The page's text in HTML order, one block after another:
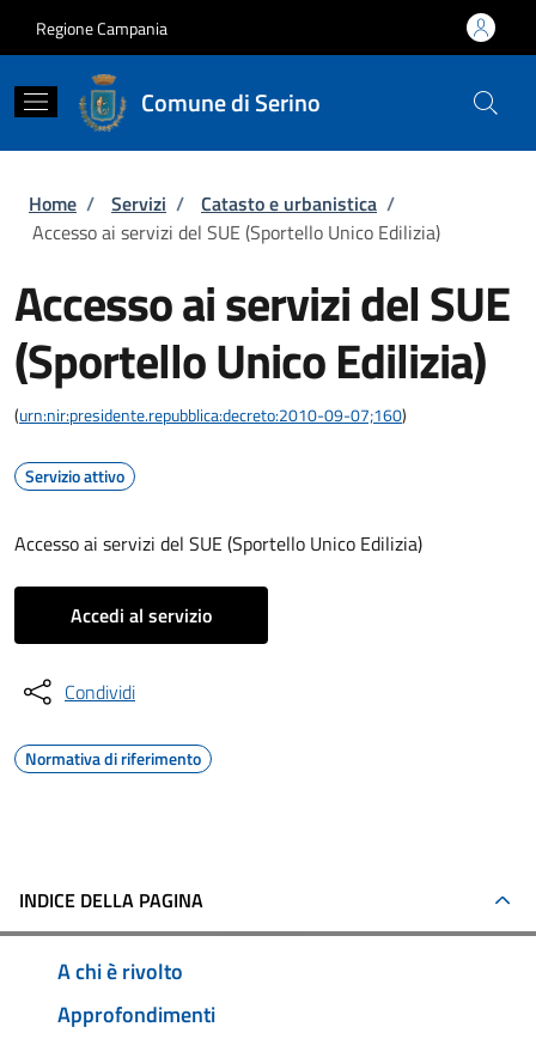
Regione Campania
Comune di Serino
Briciole di pane
Home / Servizi / Catasto e urbanistica /
Accesso ai servizi del SUE (Sportello Unico Edilizia)
Accesso ai servizi del SUE
(Sportello Unico Edilizia)
(urn:nir:presidente.repubblica:decreto:2010-09-07;160)
Servizio attivo
Accesso ai servizi del SUE (Sportello Unico Edilizia)
Accedi al servizio
Condividi
Normativa di riferimento
INDICE DELLA PAGINA
A chi è rivolto
Approfondimenti